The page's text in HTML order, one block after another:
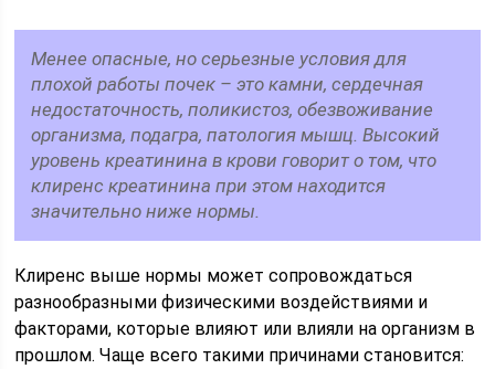
Менее опасные, но серьезные условия для
плохой работы почек – это камни, сердечная
недостаточность, поликистоз, обезвоживание
организма, подагра, патология мышц. Высокий
уровень креатинина в крови говорит о том, что
клиренс креатинина при этом находится
значительно ниже нормы.
Клиренс выше нормы может сопровождаться
разнообразными физическими воздействиями и
факторами, которые влияют или влияли на организм в
прошлом. Чаще всего такими причинами становится: